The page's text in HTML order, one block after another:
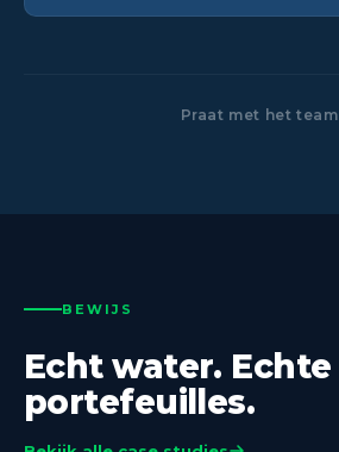
Praat met het team
BEWIJS
Echt water. Echte
portefeuilles.